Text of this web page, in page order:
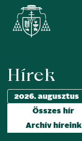
Skip
content
Hírek
Összes hír
Archív híreink